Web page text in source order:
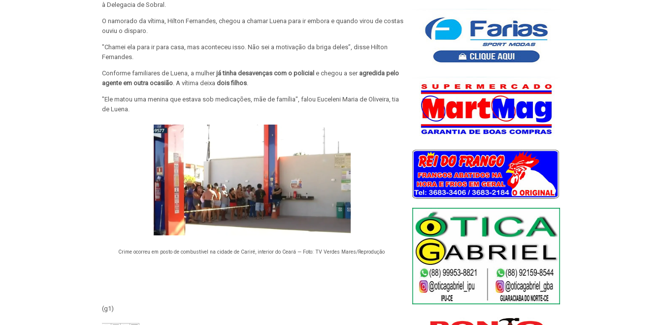
à Delegacia de Sobral.
O namorado da vítima, Hilton Fernandes, chegou a chamar Luena para ir embora e quando virou de costas
ouviu o disparo.
"Chamei ela para ir para casa, mas aconteceu isso. Não sei a motivação da briga deles”, disse Hilton
Fernandes.
Conforme familiares de Luena, a mulherjá tinha desavenças com o policial e chegou a ser agredida pelo
agente em outra ocasião . A vítima deixa dois filhos
"Ele matou uma menina que estava sob medicações, mãe de família", falou Euceleni Maria de Oliveira, tia
de Luena.
Crime ocorreu em posto de combustível na cidade de Cariré, interior do Ceará — Foto: TV Verdes Mares/Reprodução
(g1)